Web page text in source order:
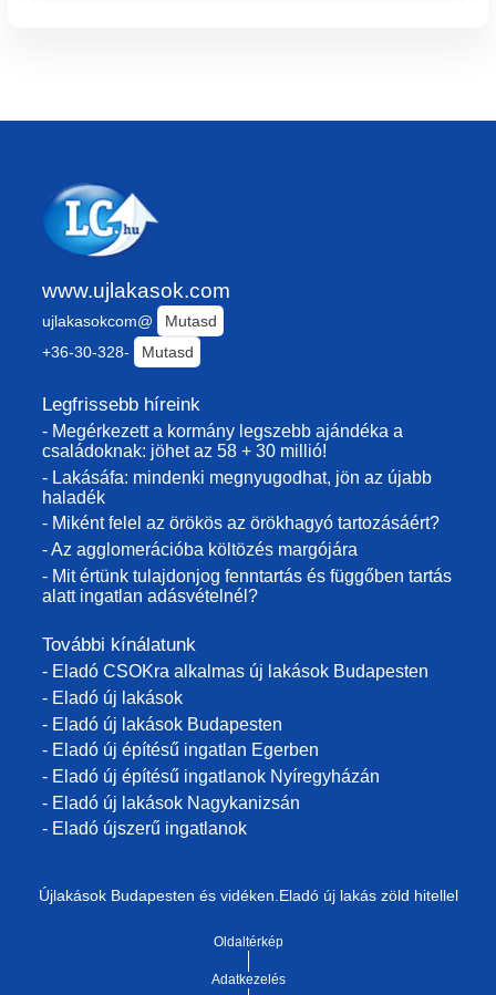
www.ujlakasok.com
ujlakasokcom@
Mutasd
+36-30-328-
Mutasd
Legfrissebb híreink
- Megérkezett a kormány legszebb ajándéka a
családoknak: jöhet az 58 + 30 millió!
- Lakásáfa: mindenki megnyugodhat, jön az újabb
haladék
- Miként felel az örökös az örökhagyó tartozásáért?
- Az agglomerációba költözés margójára
- Mit értünk tulajdonjog fenntartás és függőben tartás
alatt ingatlan adásvételnél?
További kínálatunk
- Eladó CSOKra alkalmas új lakások Budapesten
- Eladó új lakások
- Eladó új lakások Budapesten
- Eladó új építésű ingatlan Egerben
- Eladó új építésű ingatlanok Nyíregyházán
- Eladó új lakások Nagykanizsán
- Eladó újszerű ingatlanok
Újlakások Budapesten és vidéken.Eladó új lakás zöld hitellel
Oldaltérkép
Adatkezelés